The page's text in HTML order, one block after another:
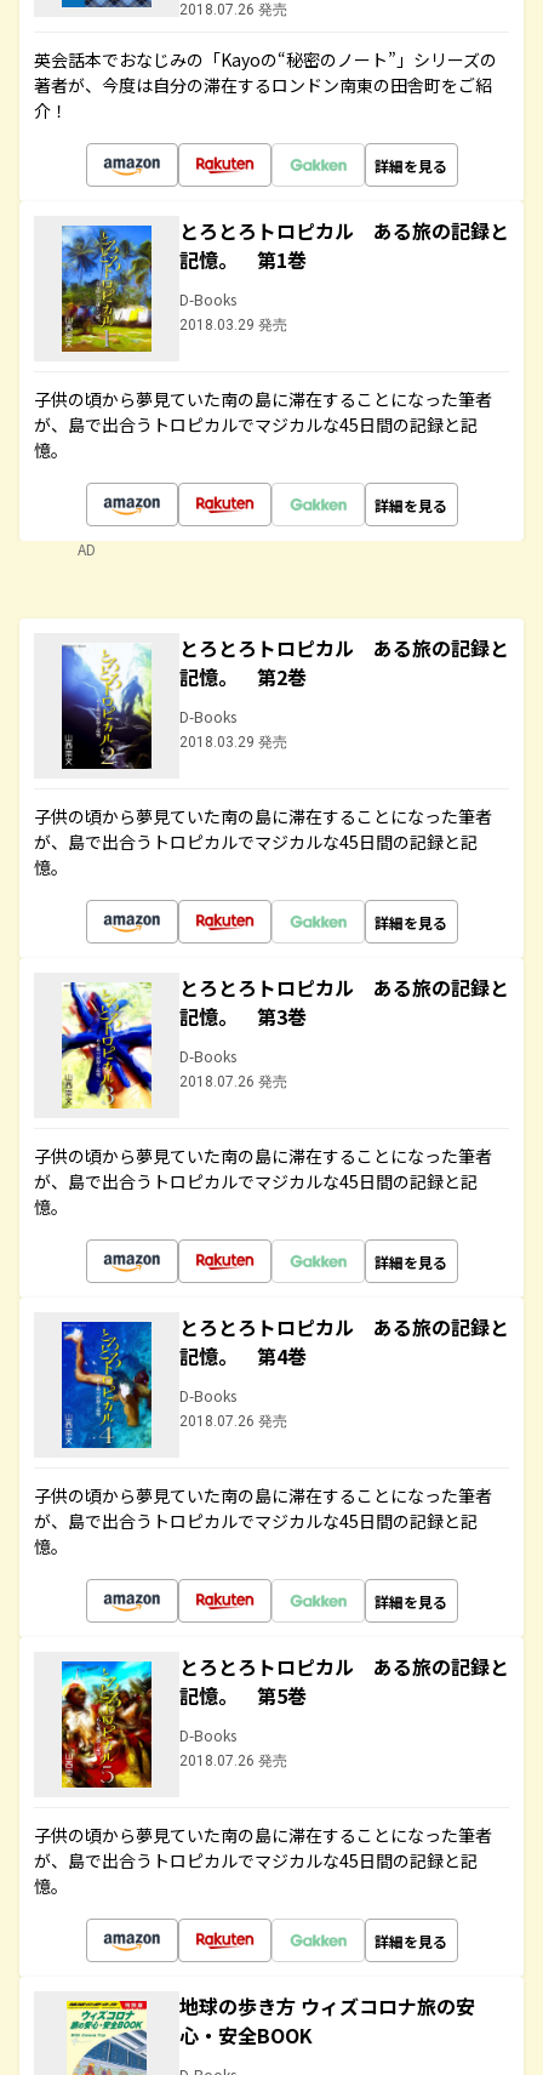
2018.07.26 発売
英会話本でおなじみの「Kayoの“秘密のノート”」シリーズの
著者が、今度は自分の滞在するロンドン南東の田舎町をご紹
介！
詳細を見る
とろとろトロピカル ある旅の記録と
記憶。 第1巻
D-Books
2018.03.29 発売
子供の頃から夢見ていた南の島に滞在することになった筆者
が、島で出合うトロピカルでマジカルな45日間の記録と記
憶。
詳細を見る
AD
とろとろトロピカル ある旅の記録と
記憶。 第2巻
D-Books
2018.03.29 発売
子供の頃から夢見ていた南の島に滞在することになった筆者
が、島で出合うトロピカルでマジカルな45日間の記録と記
憶。
詳細を見る
とろとろトロピカル ある旅の記録と
記憶。 第3巻
D-Books
2018.07.26 発売
子供の頃から夢見ていた南の島に滞在することになった筆者
が、島で出合うトロピカルでマジカルな45日間の記録と記
憶。
詳細を見る
とろとろトロピカル ある旅の記録と
記憶。 第4巻
D-Books
2018.07.26 発売
子供の頃から夢見ていた南の島に滞在することになった筆者
が、島で出合うトロピカルでマジカルな45日間の記録と記
憶。
詳細を見る
とろとろトロピカル ある旅の記録と
記憶。 第5巻
D-Books
2018.07.26 発売
子供の頃から夢見ていた南の島に滞在することになった筆者
が、島で出合うトロピカルでマジカルな45日間の記録と記
憶。
詳細を見る
地球の歩き方 ウィズコロナ旅の安
心・安全BOOK